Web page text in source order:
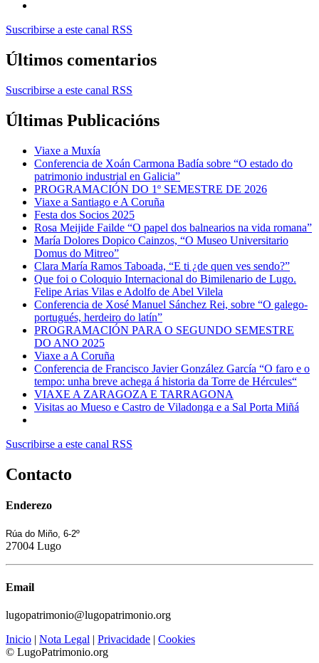
Suscribirse a este canal RSS
Últimos comentarios
Suscribirse a este canal RSS
Últimas Publicacións
Viaxe a Muxía
Conferencia de Xoán Carmona Badía sobre “O estado do
patrimonio industrial en Galicia”
PROGRAMACIÓN DO 1º SEMESTRE DE 2026
Viaxe a Santiago e A Coruña
Festa dos Socios 2025
Rosa Meijide Failde “O papel dos balnearios na vida romana”
María Dolores Dopico Cainzos, “O Museo Universitario
Domus do Mitreo”
Clara María Ramos Taboada, “E ti ¿de quen ves sendo?”
Que foi o Coloquio Internacional do Bimilenario de Lugo.
Felipe Arias Vilas e Adolfo de Abel Vilela
Conferencia de Xosé Manuel Sánchez Rei, sobre “O galego-
portugués, herdeiro do latín”
PROGRAMACIÓN PARA O SEGUNDO SEMESTRE
DO ANO 2025
Viaxe a A Coruña
Conferencia de Francisco Javier González García “O faro e o
tempo: unha breve achega á historia da Torre de Hércules“
VIAXE A ZARAGOZA E TARRAGONA
Visitas ao Mueso e Castro de Viladonga e a Sal Porta Miñá
Suscribirse a este canal RSS
Contacto
Enderezo
Rúa do Miño, 6-2º
27004 Lugo
Email
lugopatrimonio@lugopatrimonio.org
Inicio | Nota Legal | Privacidade | Cookies
© LugoPatrimonio.org